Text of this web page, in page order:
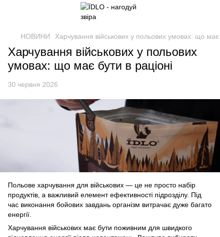
НОВИНИ Харчування військових у польових умовах: що має
Харчування військових у польових
умовах: що має бути в раціоні
30 червня 2026
Польове харчування для військових — це не просто набір
продуктів, а важливий елемент ефективності підрозділу. Під
час виконання бойових завдань організм витрачає дуже багато
енергії.
Харчування військових має бути поживним для швидкого